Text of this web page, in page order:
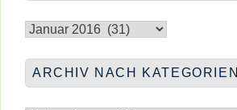
nach
ARCHIV NACH KATEGORIEN